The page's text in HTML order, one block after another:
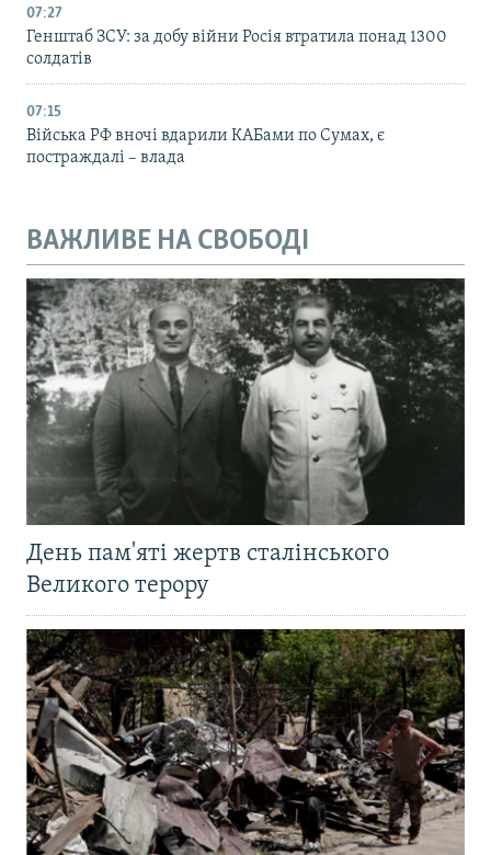
07:27
Генштаб ЗСУ: за добу війни Росія втратила понад 1300
солдатів
07:15
Війська РФ вночі вдарили КАБами по Сумах, є
постраждалі – влада
ВАЖЛИВЕ НА СВОБОДІ
День пам'яті жертв сталінського
Великого терору